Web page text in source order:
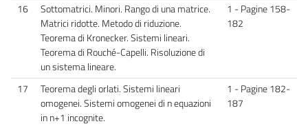
16
Sottomatrici. Minori. Rango di una matrice.
Matrici ridotte. Metodo di riduzione.
Teorema di Kronecker. Sistemi lineari.
Teorema di Rouché-Capelli. Risoluzione di
un sistema lineare.
1 - Pagine 158-
182
17
Teorema degli orlati. Sistemi lineari
omogenei. Sistemi omogenei di n equazioni
in n+1 incognite.
1 - Pagine 182-
187